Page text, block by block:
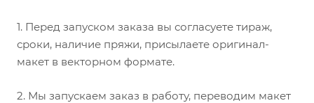
1. Перед запуском заказа вы согласуете тираж,
сроки, наличие пряжи, присылаете оригинал-
макет в векторном формате.
2. Мы запускаем заказ в работу, переводим макет